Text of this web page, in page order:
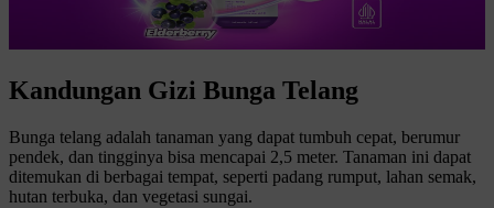
Kandungan Gizi Bunga Telang
Bunga telang adalah tanaman yang dapat tumbuh cepat, berumur
pendek, dan tingginya bisa mencapai 2,5 meter. Tanaman ini dapat
ditemukan di berbagai tempat, seperti padang rumput, lahan semak,
hutan terbuka, dan vegetasi sungai.